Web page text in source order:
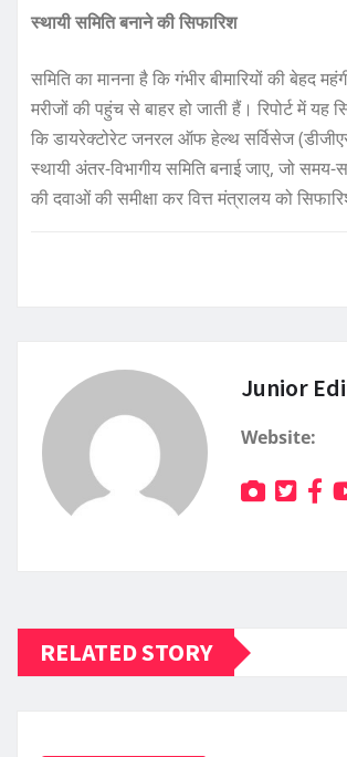
स्थायी समिति बनाने की सिफारिश
समिति का मानना है कि गंभीर बीमारियों की बेहद
मरीजों की पहुंच से बाहर हो जाती हैं। रिपोर्ट में यह
कि डायरेक्टोरेट जनरल ऑफ हेल्थ सर्विसेज
स्थायी अंतर-विभागीय समिति बनाई जाए, जो
की दवाओं की समीक्षा कर वित्त मंत्रालय को
Junior
Website:
RELATED STORY